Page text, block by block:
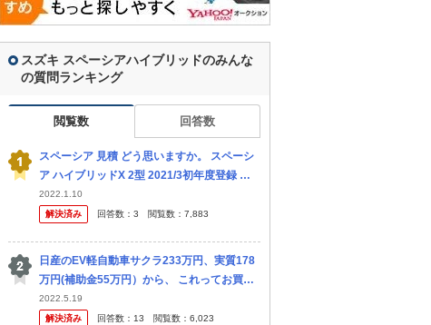
スズキ スペーシアハイブリッドのみんな
の質問ランキング
閲覧数 回答数
スペーシア 見積 どう思いますか。 スペーシ
ア ハイブリッドX 2型 2021/3初年度登録 距
離3,000キロ 本体価格138万円 諸費用約138,
000円(次回車検とそれまでのメンテナンス...
2022.1.10
解決済み
回答数： 3 閲覧数： 7,883
日産のEV軽自動車サクラ233万円、実質178
万円(補助金55万円）から、 これってお買い
得でしょうか？ ①エコカーのってるステータ
ス感覚が有るからお得？ まあ、エヌボックス
2022.5.19
解決済み
回答数： 13 閲覧数： 6,023